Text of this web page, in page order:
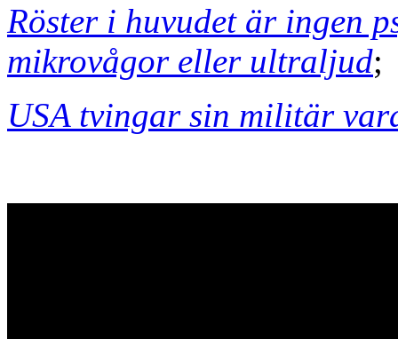
Röster i huvudet är ingen
mikrovågor eller ultraljud;
USA tvingar sin militär